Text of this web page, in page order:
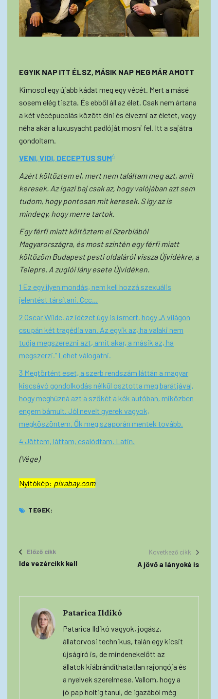
EGYIK NAP ITT ÉLSZ, MÁSIK NAP MEG MÁR AMOTT
Kimosol egy újabb kádat meg egy vécét. Mert a másé
sosem elég tiszta. És ebből áll az élet. Csak nem ártana
a két vécépucolás között élni és élvezni az életet, vagy
néha akár a luxusyacht padlóját mosni fel. Itt a sajátra
gondoltam.
VENI, VIDI, DECEPTUS SUM4
Azért költöztem el, mert nem találtam meg azt, amit
keresek. Az igazi baj csak az, hogy valójában azt sem
tudom, hogy pontosan mit keresek. S így az is
mindegy, hogy merre tartok.
Egy férfi miatt költöztem el Szerbiából
Magyarországra, és most szintén egy férfi miatt
költözöm Budapest pesti oldaláról vissza Újvidékre, a
Telepre. A zuglói lány esete Újvidéken.
1 Ez egy ilyen mondás, nem kell hozzá szexuális
jelentést társítani. Ccc...
2 Oscar Wilde, az idézet úgy is ismert, hogy „A világon
csupán két tragédia van. Az egyik az, ha valaki nem
tudja megszerezni azt, amit akar, a másik az, ha
megszerzi.” Lehet válogatni.
3 Megtörtént eset, a szerb rendszám láttán a magyar
kiscsávó gondolkodás nélkül osztotta meg barátjával,
hogy meghúzná azt a szőkét a kék autóban, miközben
engem bámult. Jól nevelt gyerek vagyok,
megköszöntem. Ők meg szaporán mentek tovább.
4 Jöttem, láttam, csalódtam. Latin.
(Vége)
Nyitókép: pixabay.com
TEGEK:
Előző cikk
Ide vezércikk kell
Következő cikk
A jövő a lányoké is
Patarica Ildikó
Patarica Ildikó vagyok, jogász,
állatorvosi technikus, talán egy kicsit
újságíró is, de mindenekelőtt az
állatok kiábrándíthatatlan rajongója és
a nyelvek szerelmese. Vallom, hogy a
jó pap holtig tanul, de igazából még